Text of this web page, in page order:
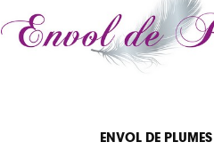
ENVOL DE PLUMES